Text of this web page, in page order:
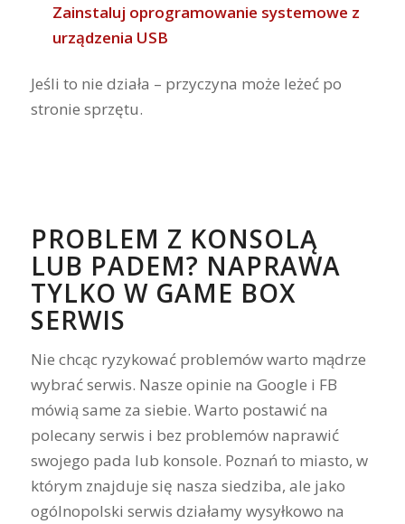
Zainstaluj oprogramowanie systemowe z
urządzenia USB
Jeśli to nie działa – przyczyna może leżeć po
stronie sprzętu.
PROBLEM Z KONSOLĄ
LUB PADEM? NAPRAWA
TYLKO W GAME BOX
SERWIS
Nie chcąc ryzykować problemów warto mądrze
wybrać serwis. Nasze opinie na Google i FB
mówią same za siebie. Warto postawić na
polecany serwis i bez problemów naprawić
swojego pada lub konsole. Poznań to miasto, w
którym znajduje się nasza siedziba, ale jako
ogólnopolski serwis działamy wysyłkowo na